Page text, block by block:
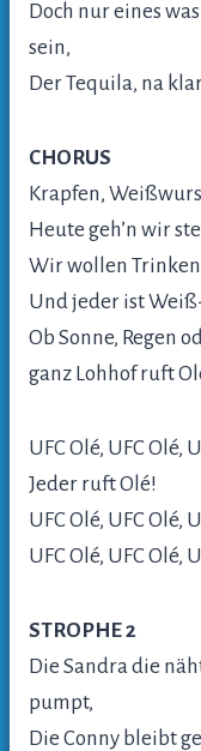
Doch nur eines
sein,
Der Tequila, na
CHORUS
Krapfen,
Heute geh’n wir
Wir wollen
Und jeder ist
Ob Sonne, Regen
ganz Lohhof ruft
UFC Olé, UFC Olé,
Jeder ruft Olé!
UFC Olé, UFC Olé,
UFC Olé, UFC Olé,
STROPHE 2
Die Sandra die
pumpt,
Die Conny bleibt